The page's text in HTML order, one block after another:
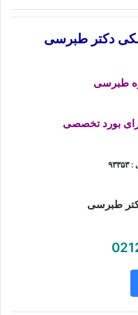
دکتر طبرسی
طبرسی
بورد تخصصی